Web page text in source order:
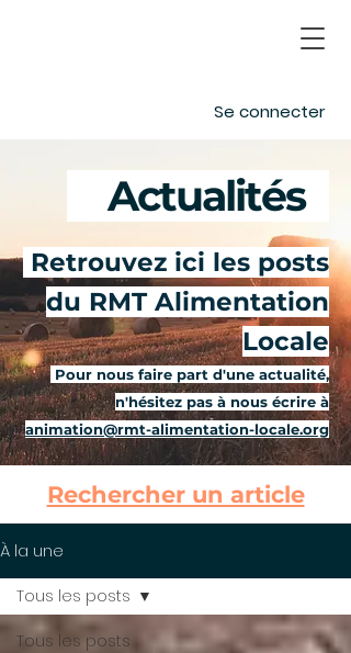
Se connecter
Actualités
Retrouvez ici les posts
du RMT Alimentation
Locale
Pour nous faire part d'une actualité,
n'hésitez pas à nous écrire à
animation@rmt-alimentation-locale.org
Rechercher un article
À la une
Tous les posts
Tous les posts